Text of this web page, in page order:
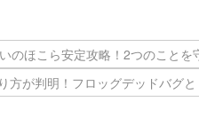
ほこら安定攻略！2つのことを
方が判明！フロッグデッドバグ